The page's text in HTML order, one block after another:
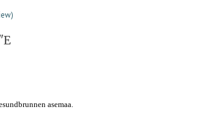
asemaa.